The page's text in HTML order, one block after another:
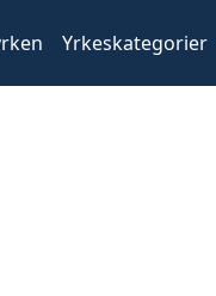
Yrkeskategorier